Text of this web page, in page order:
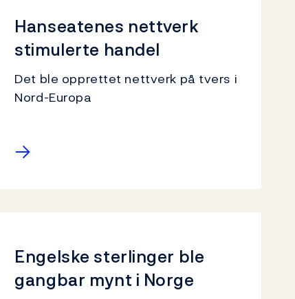
Hanseatenes nettverk
stimulerte handel
Det ble opprettet nettverk på tvers i
Nord-Europa
→
Engelske sterlinger ble
gangbar mynt i Norge